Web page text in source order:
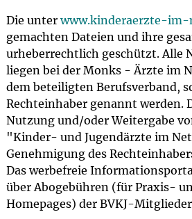
Die unterwww.kinderaerzte-im-
gemachten Dateien und ihre
urheberrechtlich geschützt. Alle
liegen bei der Monks - Ärzte im
dem beteiligten Berufsverband,
Rechteinhaber genannt werden.
Nutzung und/oder Weitergabe
"Kinder- und Jugendärzte im
Genehmigung des
Das werbefreie
über Abogebühren (für Praxis-
Homepages) der BVKJ-